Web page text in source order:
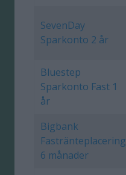
SevenDay
Sparkonto 2 år
Bluestep
Sparkonto Fast 1
år
Bigbank
Fastränteplacering
6 månader